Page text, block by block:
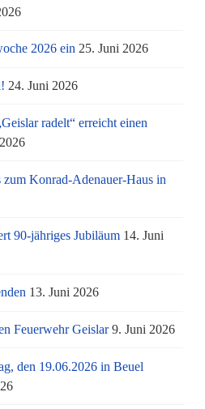
2026 ein 25. Juni 2026
24. Juni 2026
radelt“ erreicht einen
Konrad-Adenauer-Haus in
90-jähriges Jubiläum 14. Juni
13. Juni 2026
Feuerwehr Geislar 9. Juni 2026
den 19.06.2026 in Beuel